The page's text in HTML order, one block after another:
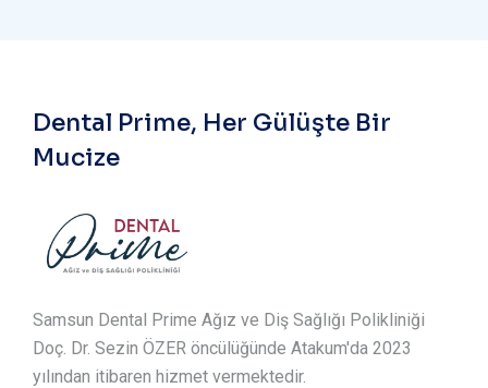
Dental Prime, Her Gülüşte Bir
Mucize
Samsun Dental Prime Ağız ve Diş Sağlığı Polikliniği
Doç. Dr. Sezin ÖZER öncülüğünde Atakum'da 2023
yılından itibaren hizmet vermektedir.